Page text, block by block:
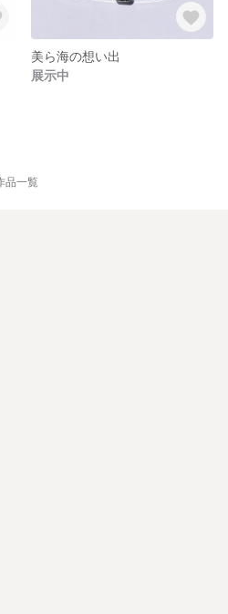
美ら海の想い出
展示中
品一覧